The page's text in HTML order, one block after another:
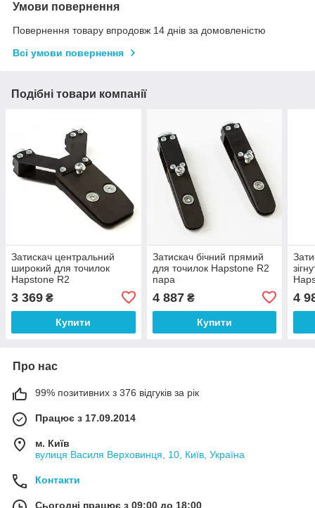
Умови повернення
Повернення товару впродовж 14 днів за домовленістю
Всі умови повернення
Подібні товари компанії
Затискач центральний
широкий для точилок
Hapstone R2
3 369 ₴
Купити
Затискач бічний прямий
для точилок Hapstone R2
пара
4 887₴
Купити
4
Про нас
99% позитивних з 376 відгуків за рік
Працює з 17.09.2014
м. Київ
вулиця Василя Верховинця, 10, Київ, Україна
Контакти
Сьогодні працює з 09:00 до 18:00